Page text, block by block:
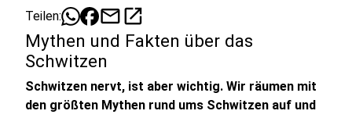
Teilen: mailopen_in_new
Mythen und Fakten über das
Schwitzen
Schwitzen nervt, ist aber wichtig. Wir räumen mit
den größten Mythen rund ums Schwitzen auf und